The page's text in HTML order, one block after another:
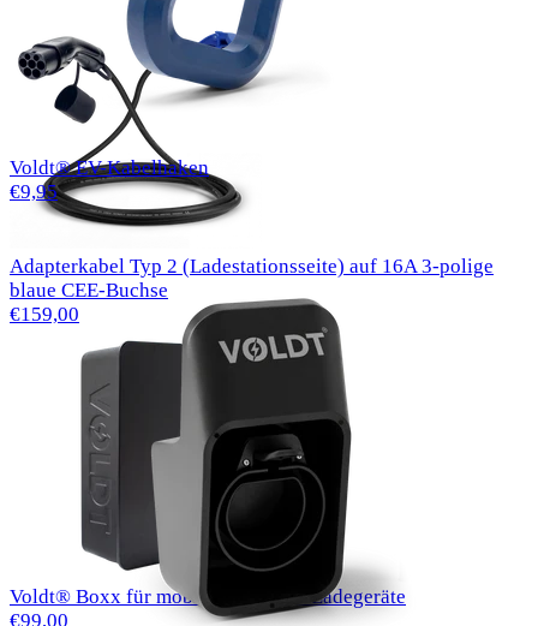
Adapterkabel Typ 2 (Ladestationsseite) auf 16A 3-polige
blaue CEE-Buchse
€159,00
Voldt® Boxx für mobile Haushalts-Ladegeräte
€99,00
Voldt® EV-Kabelhaken
€9,95